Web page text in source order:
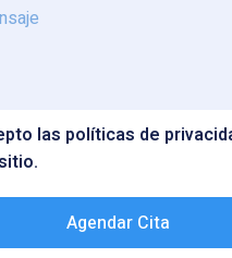
las políticas de
Agendar Cita